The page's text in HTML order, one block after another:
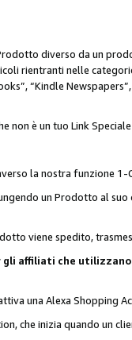
diverso da un
rientranti nelle categorie
“Kindle
non è un tuo Link
la nostra funzione 1-
un Prodotto al
viene spedito,
affiliati che
una Alexa Shopping
che inizia quando un